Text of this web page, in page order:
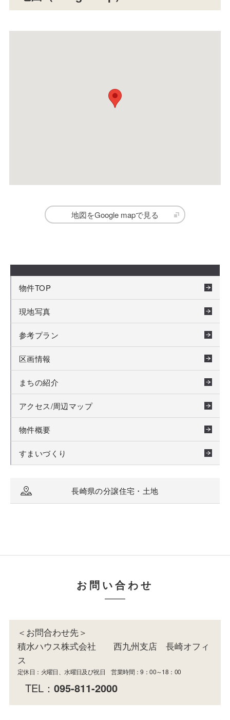
地図をGoogle mapで見る
物件TOP
現地写真
参考プラン
区画情報
まちの紹介
アクセス/周辺マップ
物件概要
すまいづくり
長崎県の分譲住宅・土地
お問い合わせ
＜お問合わせ先＞
積水ハウス株式会社 西九州支店 長崎オフィ
ス
定休日：火曜日、水曜日及び祝日 営業時間：9：00～18：00
TEL：095-811-2000